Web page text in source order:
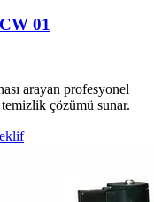
01
arayan profesyonel
çözümü sunar.